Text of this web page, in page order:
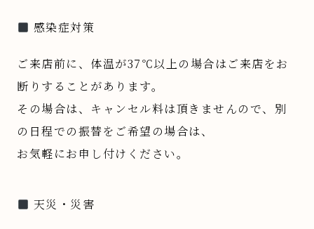
感染症対策
ご来店前に、体温が37℃以上の場合はご来店をお
断りすることがあります。
その場合は、キャンセル料は頂きませんので、別
の日程での振替をご希望の場合は、
お気軽にお申し付けください。
天災・災害